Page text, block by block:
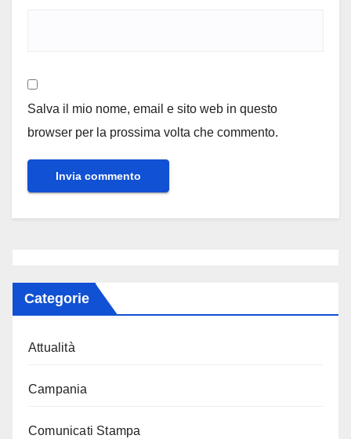
Salva il mio nome, email e sito web in questo
browser per la prossima volta che commento.
Categorie
Attualità
Campania
Comunicati Stampa